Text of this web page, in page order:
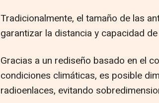
Tradicionalmente, el tamaño de las
garantizar la distancia y capacidad
Gracias a un rediseño basado en el
condiciones climáticas, es posible
radioenlaces, evitando